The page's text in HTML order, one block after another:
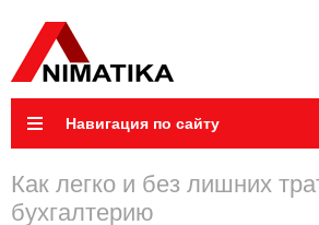
Навигация по сайту
Как легко и без лишних
бухгалтерию